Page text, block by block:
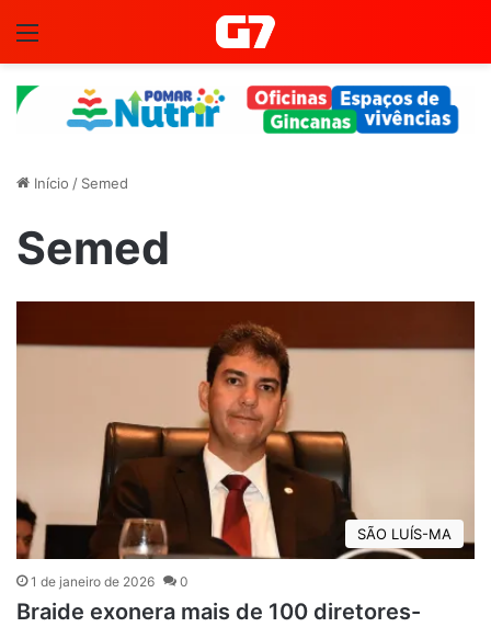
Início / Semed
Semed
SÃO LUÍS-MA
1 de janeiro de 2026 0
Braide exonera mais de 100 diretores-